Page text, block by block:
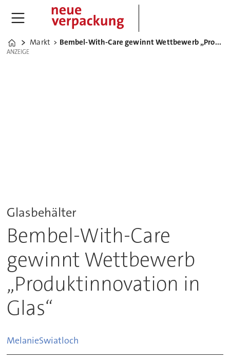
Home
Markt Bembel-With-Care gewinnt Wettbewerb „Produktinnovation in Glas“
ANZEIGE
ANZEIGE
Glasbehälter
Bembel-With-Care
gewinnt Wettbewerb
„Produktinnovation in
Glas“
MelanieSwiatloch